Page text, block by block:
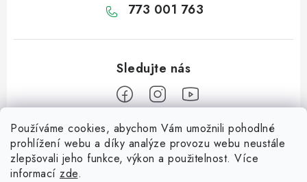
Používáme cookies, abychom Vám umožnili pohodlné
prohlížení webu a díky analýze provozu webu neustále
zlepšovali jeho funkce, výkon a použitelnost. Více
informací zde.
773 001 763
Informace pro vás